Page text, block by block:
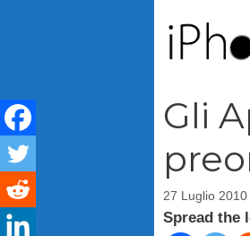
Gli
27 Luglio 2010
Spread the